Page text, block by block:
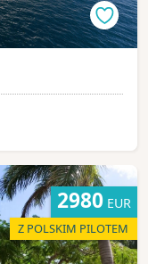
2980EUR
Z POLSKIM PILOTEM